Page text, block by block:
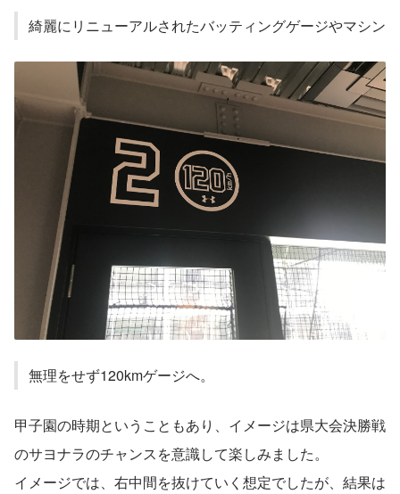
綺麗にリニューアルされたバッティングゲージやマシン
無理をせず120kmゲージへ。
甲子園の時期ということもあり、イメージは県大会決勝戦
のサヨナラのチャンスを意識して楽しみました。
イメージでは、右中間を抜けていく想定でしたが、結果は